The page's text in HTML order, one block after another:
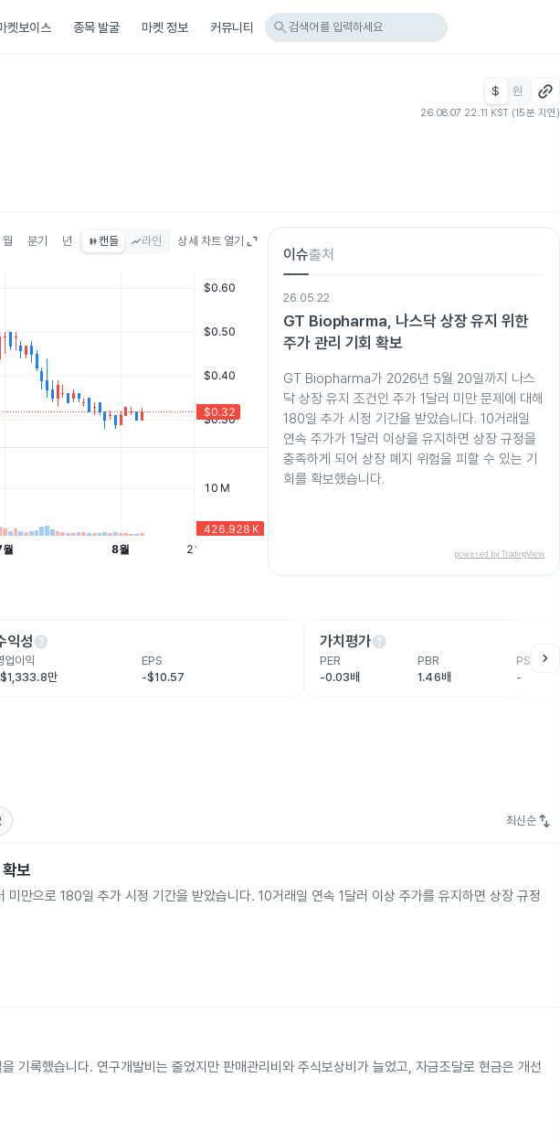
켓보이스 종목 발굴 마켓 정보 커뮤니티 search 검색어를 입력하세요
$ 원
26.08.07 22:11 KST (15분 지연)
월 분기 년 캔들 라인 상세 차트 열기
이슈출처
26.05.22
GT Biopharma, 나스닥 상장 유지 위한
주가 관리 기회 확보
GT Biopharma가 2026년 5월 20일까지 나스
닥 상장 유지 조건인 주가 1달러 미만 문제에 대해
180일 추가 시정 기간을 받았습니다. 10거래일
연속 주가가 1달러 이상을 유지하면 상장 규정을
충족하게 되어 상장 폐지 위험을 피할 수 있는 기
회를 확보했습니다.
powered by TradingView
익성help
업이익
만
EPS
-$10.57
가치평가help
PER
-0.03배
PBR
1.46배
PSR
-
chevron_right
최신순 swap_vert
보
으로 180일 추가 시정 기간을 받았습니다. 10거래일 연속 1달러 이상 주가를 유지하면 상장 규정
기록했습니다. 연구개발비는 줄었지만 판매관리비와 주식보상비가 늘었고, 자금조달로 현금은 개선